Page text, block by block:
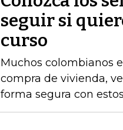
seguir si
curso
Muchos colombianos
compra de vivienda,
forma segura con